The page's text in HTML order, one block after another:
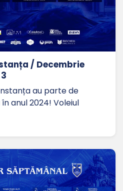
/ Decembrie
au parte de
anul 2024! Voleiul